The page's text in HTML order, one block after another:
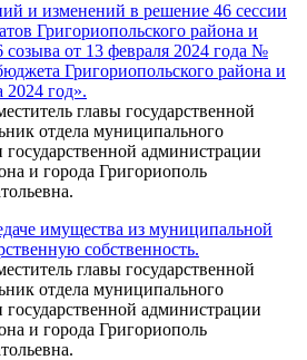
и изменений в решение 46 сессии
Григориопольского района и
созыва от 13 февраля 2024 года №
Григориопольского района и
2024 год».
главы государственной
отдела муниципального
администрации
и города Григориополь
имущества из муниципальной
собственность.
главы государственной
отдела муниципального
администрации
и города Григориополь